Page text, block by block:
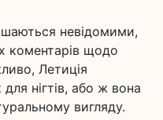
невідомими,
коментарів щодо
Летиція
нігтів, або ж вона
вигляду.